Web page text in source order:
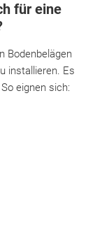
für eine
Bodenbelägen
installieren. Es
eignen sich: